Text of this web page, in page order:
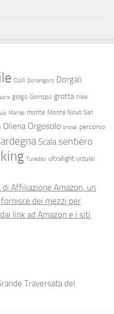
Cuili Donanigoro Dorgali
golgo Gorropu grotta hike
Marras monte Monte Novo San
Oliena Orgosolo orosei percorso
Scala sentiero
Tureddu ultralight urzulei
Affiliazione Amazon, un
dei mezzi per
link ad Amazon e i siti
Traversata del